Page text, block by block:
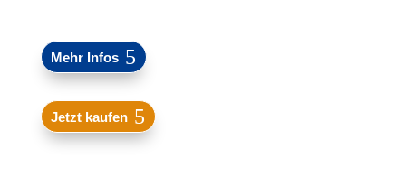
Mehr Infos
Jetzt kaufen